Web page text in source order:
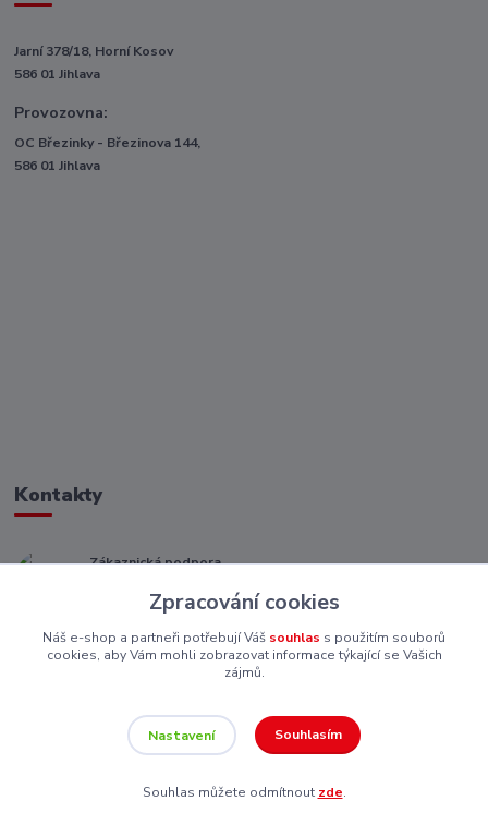
Jarní 378/18, Horní Kosov
586 01 Jihlava
Provozovna:
OC Březinky - Březinova 144,
586 01 Jihlava
Kontakty
Zákaznická podpora
(Po-Pá, 8-16 hod.)
eshop@piskutekzs.cz
Vytvořeno na Eshop-rychle.cz
Zpracování cookies
Náš e-shop a partneři potřebují Váš souhlas s použitím souborů
cookies, aby Vám mohli zobrazovat informace týkající se Vašich
zájmů.
Nastavení Souhlasím
Souhlas můžete odmítnout zde.